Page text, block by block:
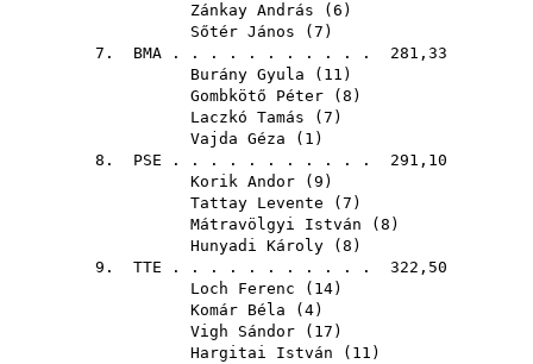
Zánkay András ( 6 )
Sőtér János ( 7 )
7. BMA . . . . . . . . . . . 281,33
Burány Gyula ( 11 )
Gombkötő Péter ( 8 )
Laczkó Tamás ( 7 )
Vajda Géza ( 1 )
8. PSE . . . . . . . . . . . 291,10
Korik Andor ( 9 )
Tattay Levente ( 7 )
Mátravölgyi István ( 8 )
Hunyadi Károly ( 8 )
9. TTE . . . . . . . . . . . 322,50
Loch Ferenc ( 14)
Komár Béla ( 4)
Vigh Sándor ( 17 )
Hargitai István ( 11 )